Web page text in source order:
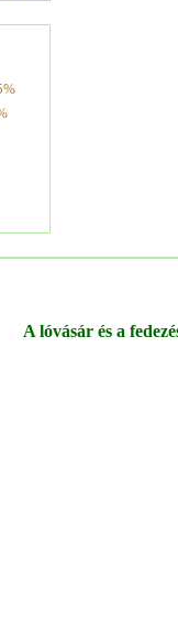
A lóvásár és a